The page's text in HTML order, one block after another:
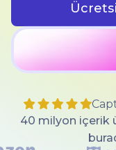
40 milyon içerik